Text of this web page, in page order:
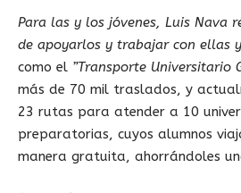
Para las y los jóvenes, Luis Nava
de apoyarlos y trabajar con ellas
como el ”Transporte Universitario
más de 70 mil traslados, y
23 rutas para atender a 10
preparatorias, cuyos alumnos
manera gratuita, ahorrándoles